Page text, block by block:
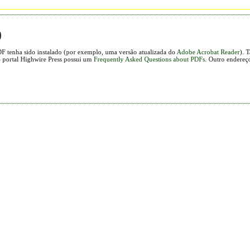
tenha sido instalado (por exemplo, uma versão atualizada do Adobe Acrobat Reader).
Highwire Press possui um Frequently Asked Questions about PDFs. Outro